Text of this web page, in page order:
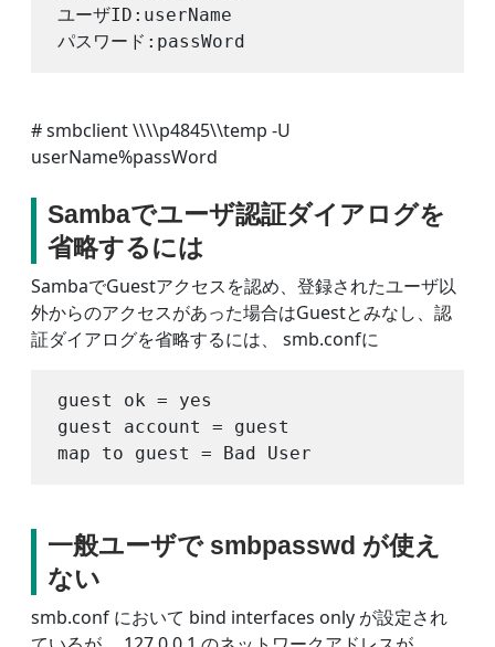
ユーザID:userName
# smbclient \\\\p4845\\temp -U
userName%passWord
Sambaでユーザ認証ダイアログを
省略するには
SambaでGuestアクセスを認め、登録されたユーザ以
外からのアクセスがあった場合はGuestとみなし、認
証ダイアログを省略するには、 smb.confに
guest ok = yes
guest account = guest
一般ユーザで smbpasswd が使え
ない
smb.conf において bind interfaces only が設定され